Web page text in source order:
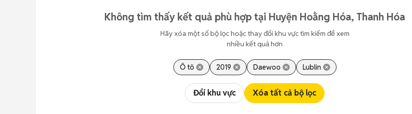
Không tìm thấy kết quả phù hợp tại Huyện Hoằng Hóa, Thanh Hóa
Hãy xóa một số bộ lọc hoặc thay đổi khu vực tìm kiếm để xem
nhiều kết quả hơn
Ô tô 2019 Daewoo Lublin
Đổi khu vực Xóa tất cả bộ lọc